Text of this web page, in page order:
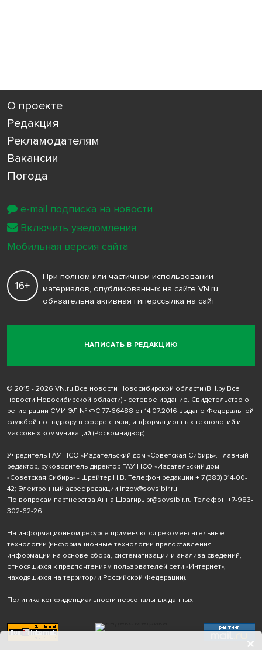
О проекте
Редакция
Рекламодателям
Вакансии
Погода
НАПИСАТЬ В РЕДАКЦИЮ
16+
При полном или частичном использовании
материалов, опубликованных на сайте VN.ru,
обязательна активная гиперссылка на сайт
© 2015 - 2026 VN.ru Все новости Новосибирской области (ВН.ру Все
новости Новосибирской области) - сетевое издание. Свидетельство о
регистрации СМИ ЭЛ № ФС 77-66488 от 14.07.2016 выдано Федеральной
службой по надзору в сфере связи, информационных технологий и
массовых коммуникаций (Роскомнадзор)
Учредитель ГАУ НСО «Издательский дом «Советская Сибирь». Главный
редактор, руководитель-директор ГАУ НСО «Издательский дом
«Советская Сибирь» - Шрейтер Н.В. Телефон редакции + 7 (383) 314-00-
42; Электронный адрес редакции inzov@sovsibir.ru
По вопросам партнерства Анна Швагирь pr@sovsibir.ru Телефон +7-983-
302-62-26
На информационном ресурсе применяются рекомендательные
технологии (информационные технологии предоставления
информации на основе сбора, систематизации и анализа сведений,
относящихся к предпочтениям пользователей сети «Интернет»,
находящихся на территории Российской Федерации).
Политика конфиденциальности персональных данных
e-mail подписка на новости
Включить уведомления
Мобильная версия сайта